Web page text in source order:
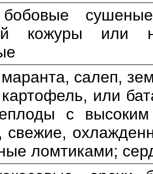
кожуры или
салеп,
или
с
свежие,
ломтиками;